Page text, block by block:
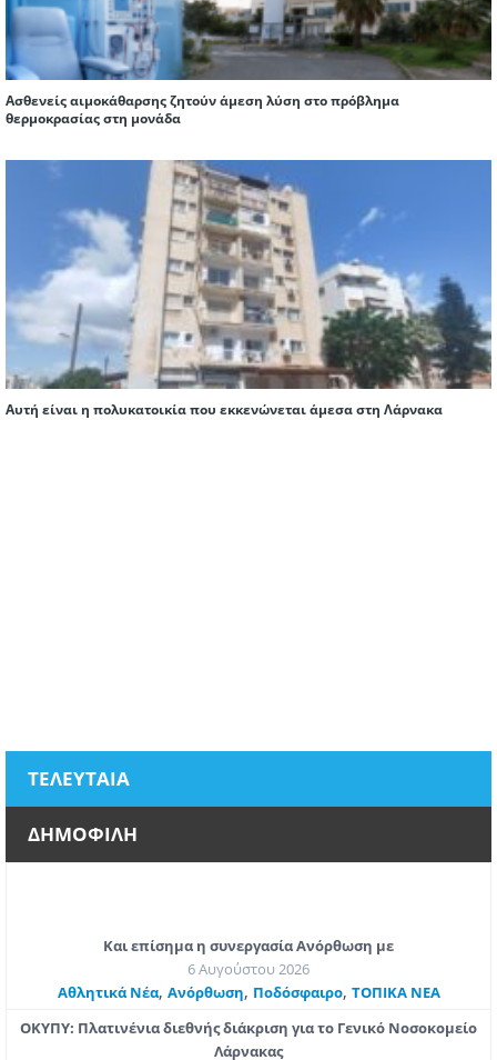
Ασθενείς αιμοκάθαρσης ζητούν άμεση λύση στο πρόβλημα
θερμοκρασίας στη μονάδα
Αυτή είναι η πολυκατοικία που εκκενώνεται άμεσα στη Λάρνακα
ΤΕΛΕΥΤΑΙΑ
ΔΗΜΟΦΙΛΗ
Και επίσημα η συνεργασία Ανόρθωση με
6 Αυγούστου 2026
Αθλητικά Νέα, Ανόρθωση, Ποδόσφαιρο, ΤΟΠΙΚΑ ΝΕΑ
ΟΚΥΠΥ: Πλατινένια διεθνής διάκριση για το Γενικό Νοσοκομείο
Λάρνακας